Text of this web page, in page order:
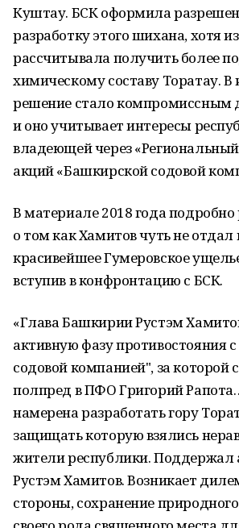
Куштау. БСК оформила
разработку этого шихана, хотя
рассчитывала получить более
химическому составу Торатау. В
решение стало компромиссным
и оно учитывает интересы
владеющей через
акций «Башкирской содовой
В материале 2018 года подробно
о том как Хамитов чуть не отдал
красивейшее Гумеровское
вступив в конфронтацию с БСК.
«Глава Башкирии Рустэм
активную фазу противостояния
содовой компанией", за которой
полпред в ПФО Григорий
намерена разработать гору
защищать которую взялись
жители республики. Поддержал
Рустэм Хамитов. Возникает
стороны, сохранение